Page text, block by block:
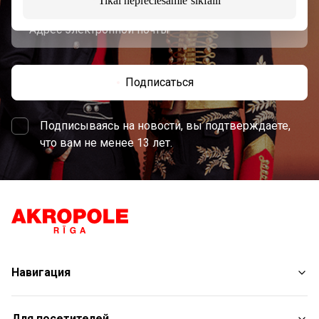
Подписаться
Подписываясь на новости, вы подтверждаете,
что вам не менее 13 лет.
Навигация
Магазины